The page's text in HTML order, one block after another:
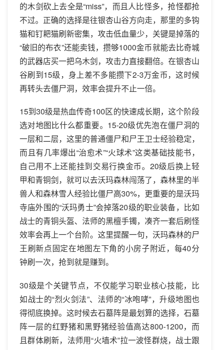
的木剑砍上去全是“miss”，而且人比怪多，抢怪都抢
不过。正确的选择是往银杏山谷方向走，那里的多钩
猫和钉耙猫刷新密集，攻击低血量少，关键是掉落的
“破旧的布衣”还能卖钱，攒够1000金币就能去比奇城
的武器店买一把乌木剑，攻击力直接翻倍。在银杏山
谷刷到15级，身上差不多能攒下2-3万金币，这时候
再转头去僵尸洞，效率会提升不止一倍。
15到30级是热血传奇100区的快速成长期，这个阶段
选对地图比什么都重要。15-20级优先泡在僵尸洞的
一层和二层，这里的普通僵尸和尸王卫士经验稳定，
而且有几率爆出“治愈术”“火球术”这类基础技能书，
自己用不上还能挂到交易行换金币。20级后换上轻
甲和青铜剑，就可以去沃玛森林闯荡了，森林里的半
兽人和森林雪人经验比僵尸高30%，更重要的是沃玛
寺庙外围的“沃玛勇士”会掉落20级的职业装备，比如
战士的青铜头盔、法师的黑檀手镯，凑齐一套后刷怪
效率会再上一个台阶。这里提醒一句，沃玛森林的尸
王刷新点固定在地图左下角的小房子附近，每40分
钟刷一次，抢到就是赚到。
30级是个关键节点，不仅能学习职业核心技能，比
如战士的“烈火剑法”、法师的“冰咆哮”，升级地图也
得彻底换掉。这时候去石墓阵是最划算的选择，石墓
阵一层的红野猪和黑野猪经验值高达800-1200，而
且群体刷新，法师用“火墙术”拉一波怪群烧，战士跟